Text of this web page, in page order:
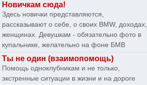
Новичкам сюда!
Здесь новички представляются,
рассказывают о себе, о своих BMW, доходах,
женщинах. Девушкам - обязательно фото в
купальнике, желательно на фоне БМВ
Ты не один (взаимопомощь)
Помощь одноклубникам и не только,
экстренные ситуации в жизни и на дороге